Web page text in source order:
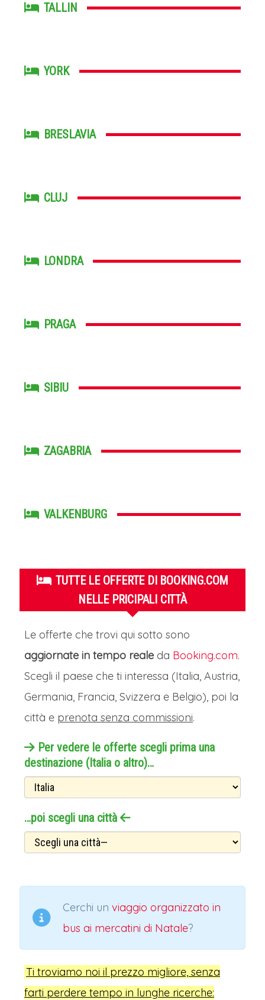
TALLIN
YORK
BRESLAVIA
CLUJ
LONDRA
PRAGA
SIBIU
ZAGABRIA
VALKENBURG
TUTTE LE OFFERTE DI BOOKING.COM
NELLE PRICIPALI CITTÀ
Le offerte che trovi qui sotto sono
aggiornate in tempo reale da Booking.com.
Scegli il paese che ti interessa (Italia, Austria,
Germania, Francia, Svizzera e Belgio), poi la
città e prenota senza commissioni.
Per vedere le offerte scegli prima una
destinazione (Italia o altro)…
…poi scegli una città
Cerchi un viaggio organizzato in
bus ai mercatini di Natale?
Ti troviamo noi il prezzo migliore, senza
farti perdere tempo in lunghe ricerche: